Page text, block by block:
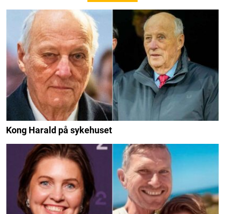
Kong Harald på sykehuset